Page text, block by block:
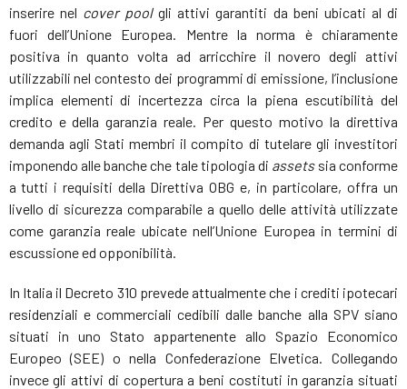
inserire nel cover poolgli attivi garantiti da beni ubicati al di
fuori dell’Unione Europea. Mentre la norma è chiaramente
positiva in quanto volta ad arricchire il novero degli attivi
utilizzabili nel contesto dei programmi di emissione, l’inclusione
implica elementi di incertezza circa la piena escutibilità del
credito e della garanzia reale. Per questo motivo la direttiva
demanda agli Stati membri il compito di tutelare gli investitori
imponendo alle banche che tale tipologia di assetssia conforme
a tutti i requisiti della Direttiva OBG e, in particolare, offra un
livello di sicurezza comparabile a quello delle attività utilizzate
come garanzia reale ubicate nell’Unione Europea in termini di
escussione ed opponibilità.
In Italia il Decreto 310 prevede attualmente che i crediti ipotecari
residenziali e commerciali cedibili dalle banche alla SPV siano
situati in uno Stato appartenente allo Spazio Economico
Europeo (SEE) o nella Confederazione Elvetica. Collegando
invece gli attivi di copertura a beni costituti in garanzia situati